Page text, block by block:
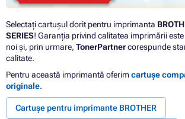
Selectați cartușul dorit pentru imprimanta
SERIES! Garanția privind calitatea imprimării
noi și, prin urmare, TonerPartnercorespunde
calitate.
Pentru această imprimantă oferimcartușe
originale.
Cartușe pentru imprimante BROTHER